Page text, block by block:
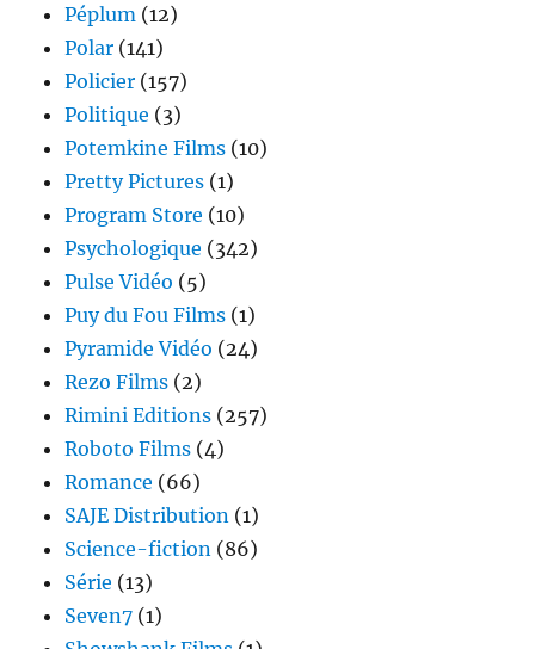
Péplum (12)
Polar (141)
Policier (157)
Politique (3)
Potemkine Films (10)
Pretty Pictures (1)
Program Store (10)
Psychologique (342)
Pulse Vidéo (5)
Puy du Fou Films (1)
Pyramide Vidéo (24)
Rezo Films (2)
Rimini Editions (257)
Roboto Films (4)
Romance (66)
SAJE Distribution (1)
Science-fiction (86)
Série (13)
Seven7 (1)